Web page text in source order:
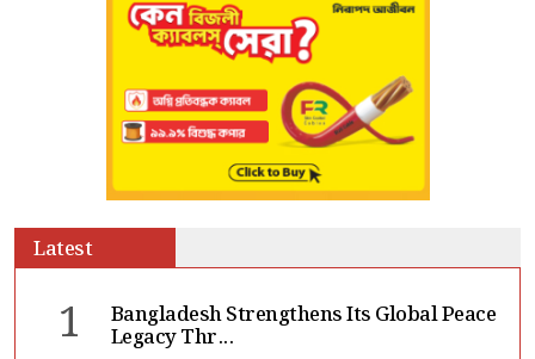
Latest
1 Bangladesh Strengthens Its Global Peace
Legacy Thr...